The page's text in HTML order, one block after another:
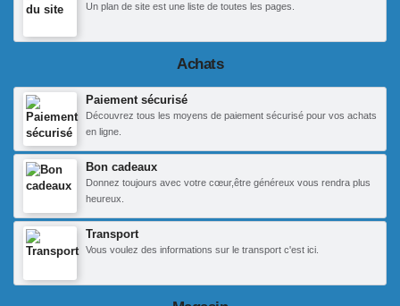
Un plan de site est une liste de toutes les pages.
Achats
Paiement sécurisé
Découvrez tous les moyens de paiement sécurisé pour vos achats
en ligne.
Bon cadeaux
Donnez toujours avec votre cœur,être généreux vous rendra plus
heureux.
Transport
Vous voulez des informations sur le transport c'est ici.